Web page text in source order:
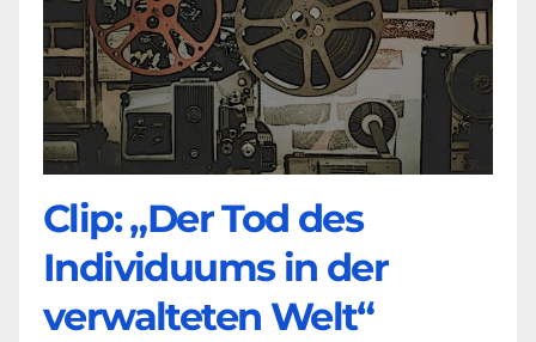
Clip: „Der Tod des
Individuums in der
verwalteten Welt“